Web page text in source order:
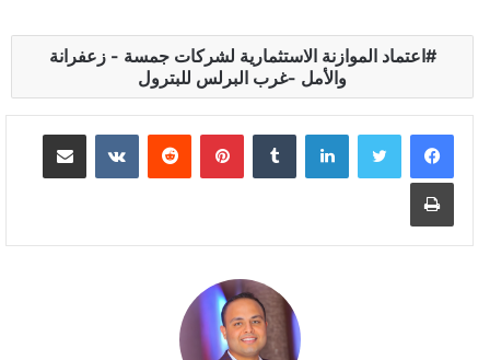
اعتماد الموازنة الاستثمارية لشركات جمسة - زعفرانة
والأمل -غرب البرلس للبترول
لينكدإن بينتيريست مشاركة عبر البريد
طباعة